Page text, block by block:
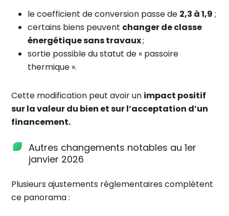
le coefficient de conversion passe de 2,3 à 1,9 ;
certains biens peuvent changer de classe
énergétique sans travaux;
sortie possible du statut de « passoire
thermique ».
Cette modification peut avoir un impact positif
sur la valeur du bien et sur l’acceptation d’un
financement.
Autres changements notables au 1er
janvier 2026
Plusieurs ajustements réglementaires complètent
ce panorama :